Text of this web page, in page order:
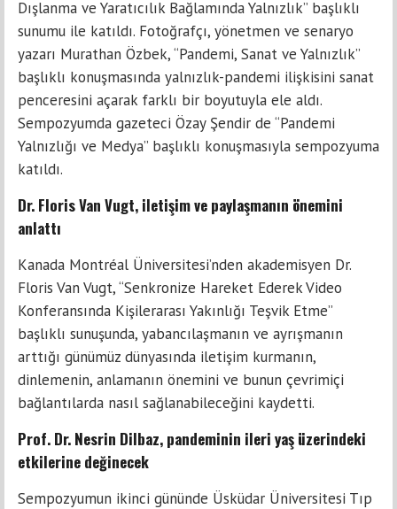
Dışlanma ve Yaratıcılık Bağlamında Yalnızlık” başlıklı
sunumu ile katıldı. Fotoğrafçı, yönetmen ve senaryo
yazarı Murathan Özbek, “Pandemi, Sanat ve Yalnızlık”
başlıklı konuşmasında yalnızlık-pandemi ilişkisini sanat
penceresini açarak farklı bir boyutuyla ele aldı.
Sempozyumda gazeteci Özay Şendir de “Pandemi
Yalnızlığı ve Medya” başlıklı konuşmasıyla sempozyuma
katıldı.
Dr. Floris Van Vugt, iletişim ve paylaşmanın önemini
anlattı
Kanada Montréal Üniversitesi’nden akademisyen Dr.
Floris Van Vugt, “Senkronize Hareket Ederek Video
Konferansında Kişilerarası Yakınlığı Teşvik Etme”
başlıklı sunuşunda, yabancılaşmanın ve ayrışmanın
arttığı günümüz dünyasında iletişim kurmanın,
dinlemenin, anlamanın önemini ve bunun çevrimiçi
bağlantılarda nasıl sağlanabileceğini kaydetti.
Prof. Dr. Nesrin Dilbaz, pandeminin ileri yaş üzerindeki
etkilerine değinecek
Sempozyumun ikinci gününde Üsküdar Üniversitesi Tıp